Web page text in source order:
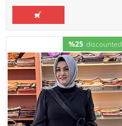
%25 discounted